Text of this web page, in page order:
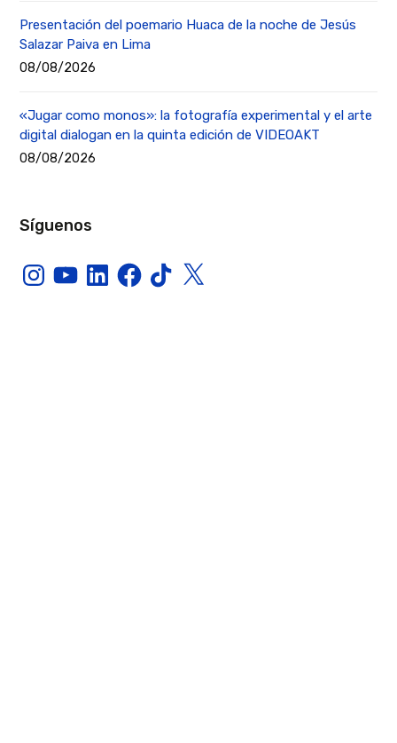
Presentación del poemario Huaca de la noche de Jesús
Salazar Paiva en Lima
08/08/2026
«Jugar como monos»: la fotografía experimental y el arte
digital dialogan en la quinta edición de VIDEOAKT
08/08/2026
Síguenos
InstagramYouTubeLinkedInFacebook
TikTokX